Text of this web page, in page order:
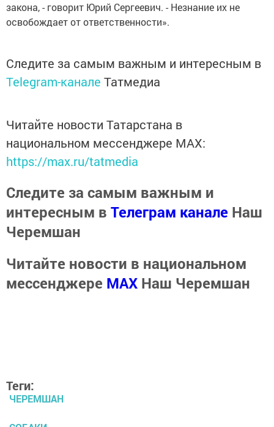
закона, - говорит Юрий Сергеевич. - Незнание их не
освобождает от ответственности».
Следите за самым важным и интересным в
Telegram-канале Татмедиа
Читайте новости Татарстана в
национальном мессенджере MАХ:
https://max.ru/tatmedia
Следите за самым важным и
интересным в Телеграм канале Наш
Черемшан
Читайте новости в национальном
мессенджере MАХ Наш Черемшан
Теги:
ЧЕРЕМШАН